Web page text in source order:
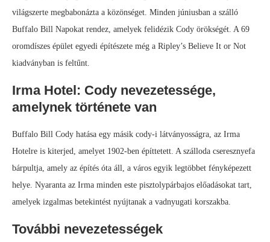
világszerte megbabonázta a közönséget. Minden júniusban a szálló
Buffalo Bill Napokat rendez, amelyek felidézik Cody örökségét. A 69
oromdíszes épület egyedi építészete még a Ripley’s Believe It or Not
kiadványban is feltűnt.
Irma Hotel: Cody nevezetessége,
amelynek története van
Buffalo Bill Cody hatása egy másik cody-i látványosságra, az Irma
Hotelre is kiterjed, amelyet 1902-ben építtetett. A szálloda cseresznyefa
bárpultja, amely az építés óta áll, a város egyik legtöbbet fényképezett
helye. Nyaranta az Irma minden este pisztolypárbajos előadásokat tart,
amelyek izgalmas betekintést nyújtanak a vadnyugati korszakba.
További nevezetességek